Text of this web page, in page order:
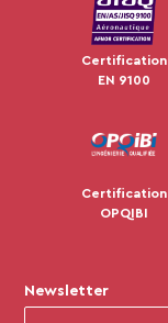
Certification
EN 9100
Certification
OPQIBI
Newsletter